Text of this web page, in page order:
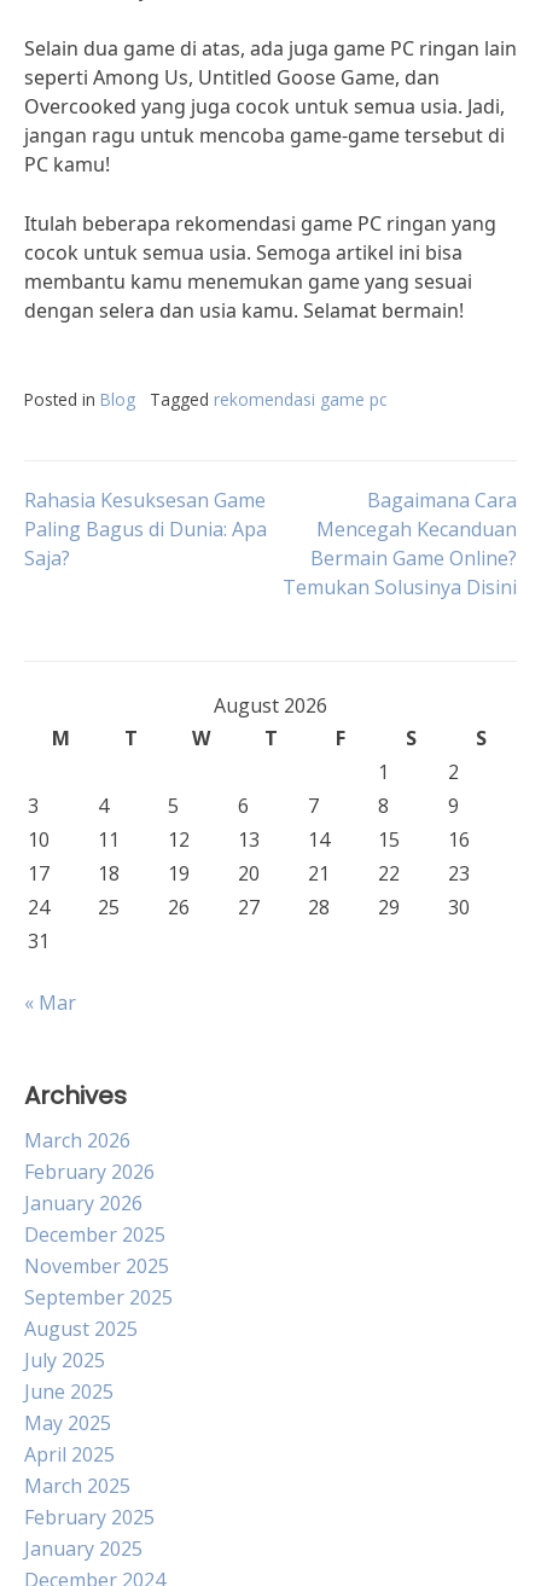
Selain dua game di atas, ada juga game PC ringan lain
seperti Among Us, Untitled Goose Game, dan
Overcooked yang juga cocok untuk semua usia. Jadi,
jangan ragu untuk mencoba game-game tersebut di
PC kamu!
Itulah beberapa rekomendasi game PC ringan yang
cocok untuk semua usia. Semoga artikel ini bisa
membantu kamu menemukan game yang sesuai
dengan selera dan usia kamu. Selamat bermain!
Posted in Blog Tagged rekomendasi game pc
Post
navigation
Rahasia Kesuksesan Game
Paling Bagus di Dunia: Apa
Saja?
Bagaimana Cara
Mencegah Kecanduan
Bermain Game Online?
Temukan Solusinya Disini
August 2026
M
T W T F S
S
1
2
3
4 5 6 7 8
9
10
11 12 13 14 15
16
17
18 19 20 21 22
23
24
25 26 27 28 29
30
31
« Mar
Archives
March 2026
February 2026
January 2026
December 2025
November 2025
September 2025
August 2025
July 2025
June 2025
May 2025
April 2025
March 2025
February 2025
January 2025
December 2024